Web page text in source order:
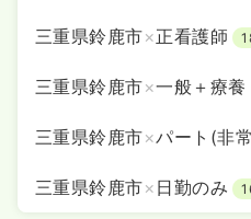
三重県鈴鹿市×正看護師
三重県鈴鹿市×一般＋療養
三重県鈴鹿市×パート(非
三重県鈴鹿市× 日勤のみ